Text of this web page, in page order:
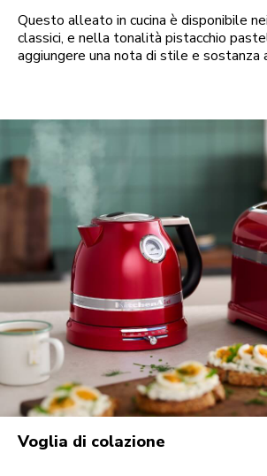
Questo alleato in cucina è disponibile
classici, e nella tonalità pistacchio
aggiungere una nota di stile e sostanza
Voglia di colazione